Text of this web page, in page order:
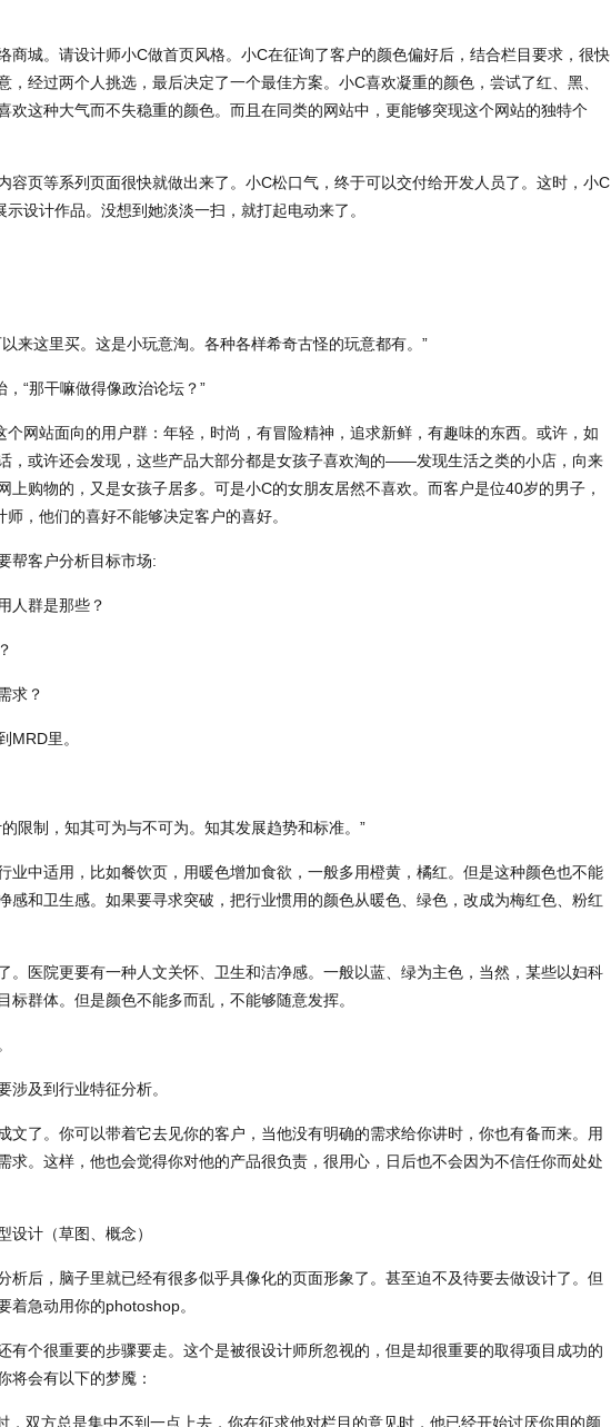
商城。请设计师小C做首页风格。小C在征询了客户的颜色偏好后，结合栏目要求，很快
，经过两个人挑选，最后决定了一个最佳方案。小C喜欢凝重的颜色，尝试了红、黑、
欢这种大气而不失稳重的颜色。而且在同类的网站中，更能够突现这个网站的独特个
容页等系列页面很快就做出来了。小C松口气，终于可以交付给开发人员了。这时，小C
设计作品。没想到她淡淡一扫，就打起电动来了。
来这里买。这是小玩意淘。各种各样希奇古怪的玩意都有。”
“那干嘛做得像政治论坛？”
个网站面向的用户群：年轻，时尚，有冒险精神，追求新鲜，有趣味的东西。或许，如
，或许还会发现，这些产品大部分都是女孩子喜欢淘的——发现生活之类的小店，向来
上购物的，又是女孩子居多。可是小C的女朋友居然不喜欢。而客户是位40岁的男子，
，他们的喜好不能够决定客户的喜好。
帮客户分析目标市场:
人群是那些？
求？
MRD里。
限制，知其可为与不可为。知其发展趋势和标准。”
业中适用，比如餐饮页，用暖色增加食欲，一般多用橙黄，橘红。但是这种颜色也不能
感和卫生感。如果要寻求突破，把行业惯用的颜色从暖色、绿色，改成为梅红色、粉红
。医院更要有一种人文关怀、卫生和洁净感。一般以蓝、绿为主色，当然，某些以妇科
标群体。但是颜色不能多而乱，不能够随意发挥。
涉及到行业特征分析。
文了。你可以带着它去见你的客户，当他没有明确的需求给你讲时，你也有备而来。用
求。这样，他也会觉得你对他的产品很负责，很用心，日后也不会因为不信任你而处处
设计（草图、概念）
析后，脑子里就已经有很多似乎具像化的页面形象了。甚至迫不及待要去做设计了。但
着急动用你的photoshop。
有个很重要的步骤要走。这个是被很设计师所忽视的，但是却很重要的取得项目成功的
将会有以下的梦魇：
，双方总是集中不到一点上去，你在征求他对栏目的意见时，他已经开始讨厌你用的颜